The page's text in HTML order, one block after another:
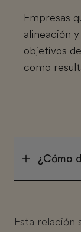
Empresas
alineación
objetivos
como
¿Cómo
Esta relación